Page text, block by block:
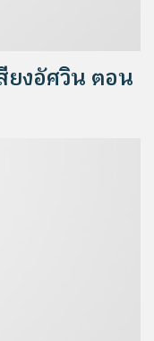
ยงอัศวิน ตอน